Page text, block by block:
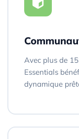
Avec plus de
Essentials
dynamique